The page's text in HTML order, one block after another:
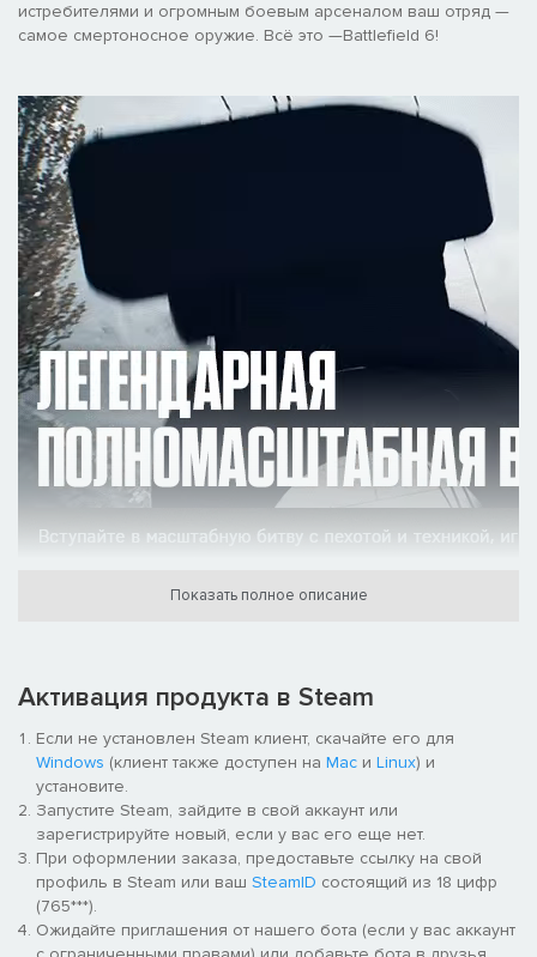
истребителями и огромным боевым арсеналом ваш отряд —
самое смертоносное оружие. Всё это —Battlefield 6!
Показать полное описание
Активация продукта в Steam
Если не установлен Steam клиент, скачайте его для
Windows (клиент также доступен на Mac и Linux) и
установите.
Запустите Steam, зайдите в свой аккаунт или
зарегистрируйте новый, если у вас его еще нет.
При оформлении заказа, предоставьте ссылку на свой
профиль в Steam или ваш SteamID состоящий из 18 цифр
(765***).
Ожидайте приглашения от нашего бота (если у вас аккаунт